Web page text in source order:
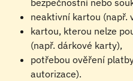
neaktivní kartou (např.
kartou, kterou nelze
(např. dárkové karty),
potřebou ověření
autorizace).